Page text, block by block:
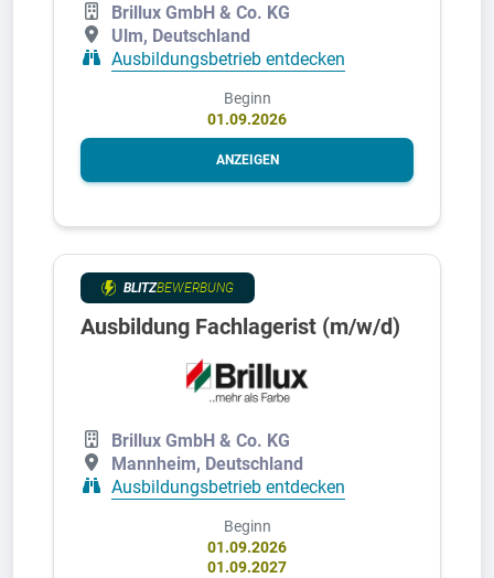
Brillux GmbH & Co. KG
Ulm, Deutschland
Ausbildungsbetrieb entdecken
Beginn
01.09.2026
ANZEIGEN
BLITZBEWERBUNG
Ausbildung Fachlagerist (m/w/d)
Brillux GmbH & Co. KG
Mannheim, Deutschland
Ausbildungsbetrieb entdecken
Beginn
01.09.2026
01.09.2027